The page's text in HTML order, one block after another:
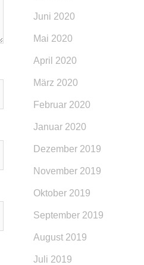
Juni 2020
Mai 2020
April 2020
März 2020
Februar 2020
Januar 2020
Dezember 2019
November 2019
Oktober 2019
September 2019
August 2019
Juli 2019